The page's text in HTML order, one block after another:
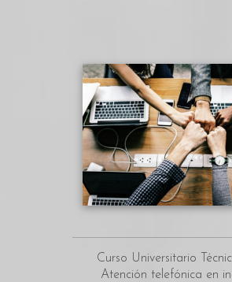
Curso Universitario
Atención telefónica en